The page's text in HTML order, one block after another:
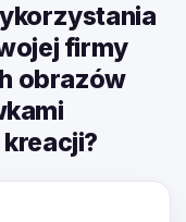
firmy
obrazów